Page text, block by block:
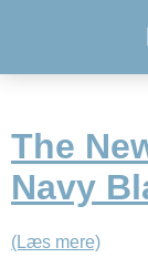
The
Navy
(Læs mere)